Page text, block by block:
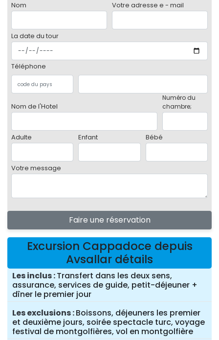
Nom Votre adresse e - mail
La date du tour
Téléphone
Nom de l'Hotel
Numéro du
chambre;
Adulte Enfant Bébé
Votre message
Faire une réservation
Excursion Cappadoce depuis
Avsallar détails
Les inclus Transfert dans les deux sens,
assurance, services de guide, petit-déjeuner +
dîner le premier jour
Les exclusions Boissons, déjeuners les premier
et deuxième jours, soirée spectacle turc, voyage
festival de montgolfières, vol en montgolfière